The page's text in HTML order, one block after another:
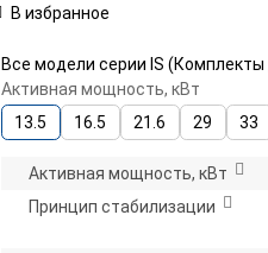
В избранное
Все модели серии IS
Активная мощность, кВт
13.5
16.5 21.6 29 33
Активная мощность, кВт
Принцип стабилизации